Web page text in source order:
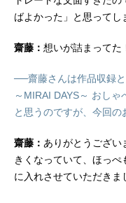
ばよかった」と思ってし
齋藤： 想いが詰まってた
──齋藤さんは作品収録
～MIRAI DAYS～ おし
と思うのですが、今回の
齋藤： ありがとうござい
きくなっていて、ほっ
に入れさせていただきま